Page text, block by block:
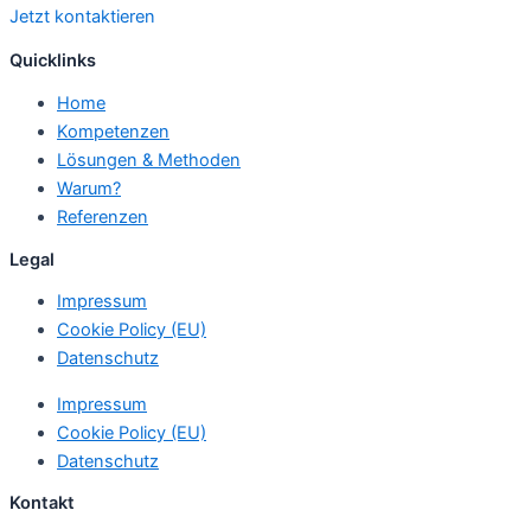
Jetzt kontaktieren
Quicklinks
Home
Kompetenzen
Lösungen & Methoden
Warum?
Referenzen
Legal
Impressum
Cookie Policy (EU)
Datenschutz
Impressum
Cookie Policy (EU)
Datenschutz
Kontakt